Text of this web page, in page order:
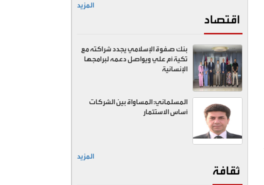
المزيد
اقتصاد
بنك صفوة الإسلامي يجدد شراكته مع
تكية أم علي ويواصل دعمه لبرامجها
الإنسانية
المسلماني: المساواة بين الشركات
أساس الاستثمار
المزيد
ثقافة